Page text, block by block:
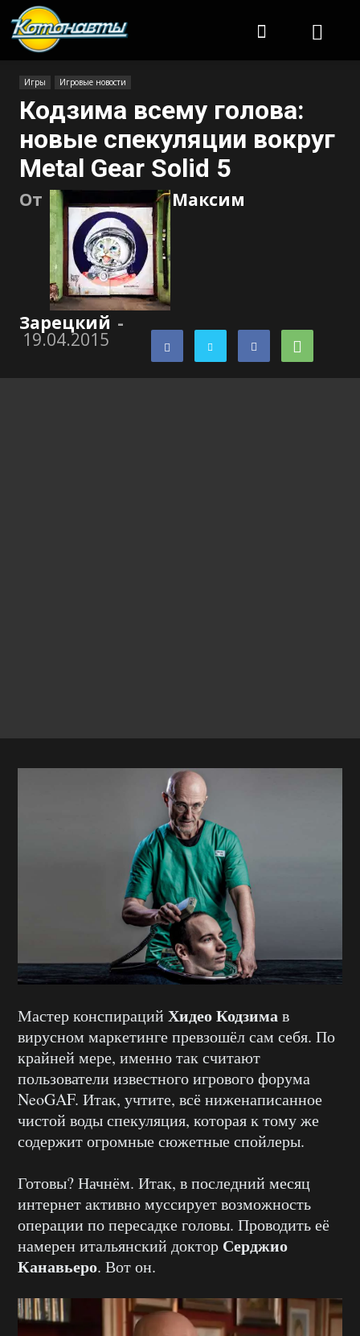
Игры Игровые новости
Кодзима всему голова:
новые спекуляции вокруг
Metal Gear Solid 5
От Максим
Зарецкий -
19.04.2015
Мастер конспираций Хидео Кодзимав
вирусном маркетинге превзошёл сам себя. По
крайней мере, именно так считают
пользователи известного игрового форума
NeoGAF. Итак, учтите, всё ниженаписанное
чистой воды спекуляция, которая к тому же
содержит огромные сюжетные спойлеры.
Готовы? Начнём. Итак, в последний месяц
интернет активно муссирует возможность
операции по пересадке головы. Проводить её
намерен итальянский доктор Серджио
Канавьеро. Вот он.